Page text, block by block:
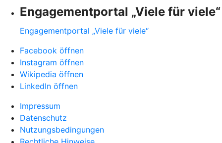
Engagementportal „Viele für viele“
Engagementportal „Viele für viele“
Facebook öffnen
Instagram öffnen
Wikipedia öffnen
LinkedIn öffnen
Impressum
Datenschutz
Nutzungsbedingungen